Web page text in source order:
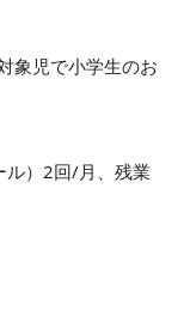
象児で小学生のお
ル）2回/月、残業